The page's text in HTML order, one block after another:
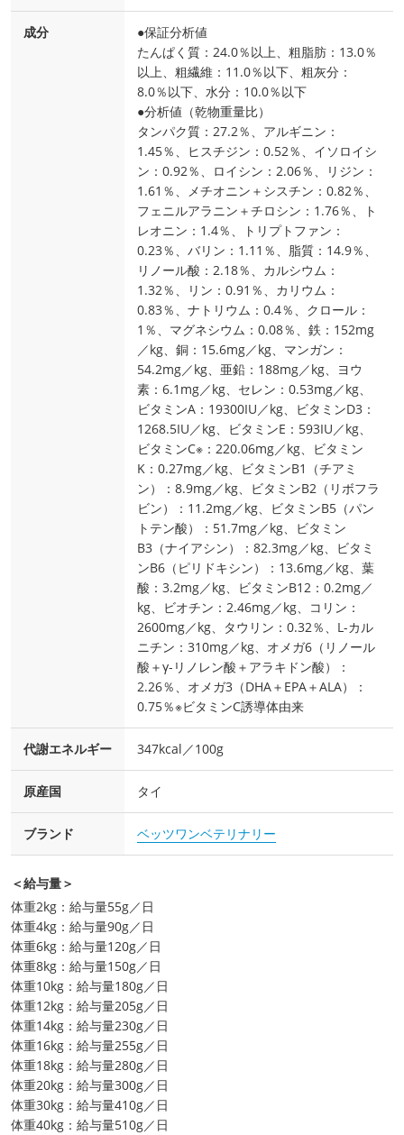
成分
●保証分析値
たんぱく質：24.0％以上、粗脂肪：13.0％
以上、粗繊維：11.0％以下、粗灰分：
8.0％以下、水分：10.0％以下
●分析値（乾物重量比）
タンパク質：27.2％、アルギニン：
1.45％、ヒスチジン：0.52％、イソロイシ
ン：0.92％、ロイシン：2.06％、リジン：
1.61％、メチオニン＋シスチン：0.82％、
フェニルアラニン＋チロシン：1.76％、ト
レオニン：1.4％、トリプトファン：
0.23％、バリン：1.11％、脂質：14.9％、
リノール酸：2.18％、カルシウム：
1.32％、リン：0.91％、カリウム：
0.83％、ナトリウム：0.4％、クロール：
1％、マグネシウム：0.08％、鉄：152mg
／kg、銅：15.6mg／kg、マンガン：
54.2mg／kg、亜鉛：188mg／kg、ヨウ
素：6.1mg／kg、セレン：0.53mg／kg、
ビタミンA：19300IU／kg、ビタミンD3：
1268.5IU／kg、ビタミンE：593IU／kg、
ビタミンC※：220.06mg／kg、ビタミン
K：0.27mg／kg、ビタミンB1（チアミ
ン）：8.9mg／kg、ビタミンB2（リボフラ
ビン）：11.2mg／kg、ビタミンB5（パン
トテン酸）：51.7mg／kg、ビタミン
B3（ナイアシン）：82.3mg／kg、ビタミ
ンB6（ピリドキシン）：13.6mg／kg、葉
酸：3.2mg／kg、ビタミンB12：0.2mg／
kg、ビオチン：2.46mg／kg、コリン：
2600mg／kg、タウリン：0.32％、L-カル
ニチン：310mg／kg、オメガ6（リノール
酸＋γ‐リノレン酸＋アラキドン酸）：
2.26％、オメガ3（DHA＋EPA＋ALA）：
0.75％※ビタミンC誘導体由来
代謝エネルギー 347kcal／100g
原産国 タイ
ブランド ベッツワンベテリナリー
＜給与量＞
体重2kg：給与量55g／日
体重4kg：給与量90g／日
体重6kg：給与量120g／日
体重8kg：給与量150g／日
体重10kg：給与量180g／日
体重12kg：給与量205g／日
体重14kg：給与量230g／日
体重16kg：給与量255g／日
体重18kg：給与量280g／日
体重20kg：給与量300g／日
体重30kg：給与量410g／日
体重40kg：給与量510g／日